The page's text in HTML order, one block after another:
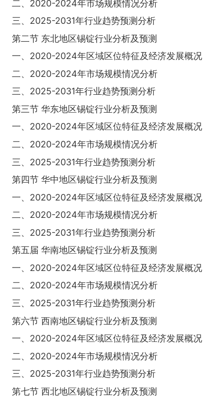
二、2020-2024年市场规模情况分析
三、2025-2031年行业趋势预测分析
第二节 东北地区锡锭行业分析及预测
一、2020-2024年区域区位特征及经济发展概况
二、2020-2024年市场规模情况分析
三、2025-2031年行业趋势预测分析
第三节 华东地区锡锭行业分析及预测
一、2020-2024年区域区位特征及经济发展概况
二、2020-2024年市场规模情况分析
三、2025-2031年行业趋势预测分析
第四节 华中地区锡锭行业分析及预测
一、2020-2024年区域区位特征及经济发展概况
二、2020-2024年市场规模情况分析
三、2025-2031年行业趋势预测分析
第五届 华南地区锡锭行业分析及预测
一、2020-2024年区域区位特征及经济发展概况
二、2020-2024年市场规模情况分析
三、2025-2031年行业趋势预测分析
第六节 西南地区锡锭行业分析及预测
一、2020-2024年区域区位特征及经济发展概况
二、2020-2024年市场规模情况分析
三、2025-2031年行业趋势预测分析
第七节 西北地区锡锭行业分析及预测